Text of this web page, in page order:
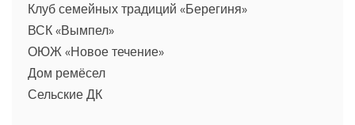
Клуб семейных традиций «Берегиня»
ВСК «Вымпел»
ОЮЖ «Новое течение»
Дом ремёсел
Сельские ДК